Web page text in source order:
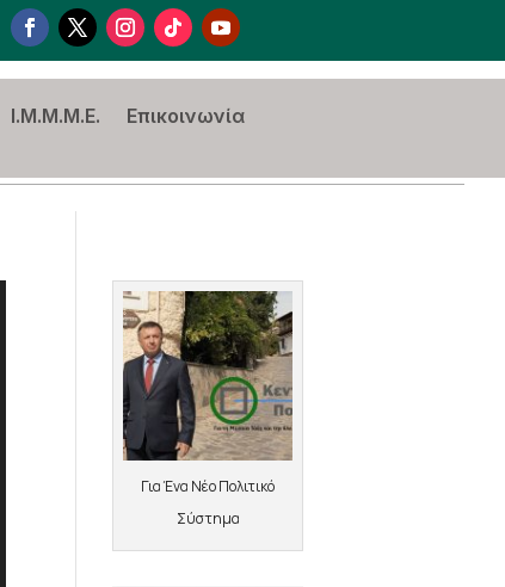
I.M.M.M.E. Επικοινωνία
Για Ένα Νέο Πολιτικό
Σύστημα